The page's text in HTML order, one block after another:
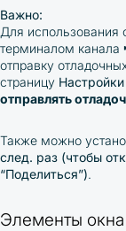
Важно:
Для использования
терминалом канала
отправку
страницу
отправлять
Также можно
след. раз (чтобы
“Поделиться”).
Элементы